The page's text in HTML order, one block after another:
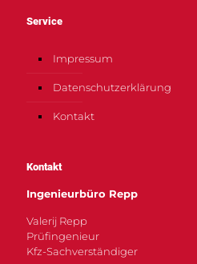
Service
Impressum
Datenschutzerklärung
Kontakt
Kontakt
Ingenieurbüro Repp
Valerij Repp
Prüfingenieur
Kfz-Sachverständiger